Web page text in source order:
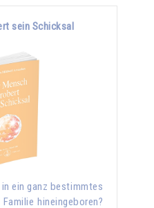
sein Schicksal
ein ganz bestimmtes
hineingeboren?